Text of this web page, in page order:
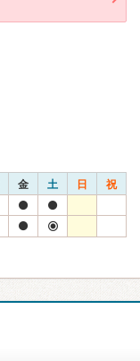
金 土 日 祝